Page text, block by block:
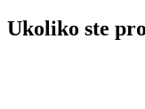
Ukoliko ste